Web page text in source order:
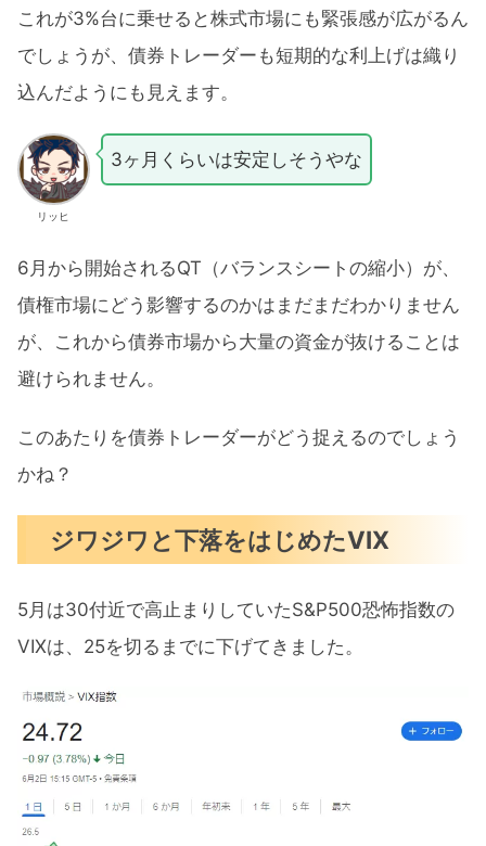
これが3%台に乗せると株式市場にも緊張感が広がるん
でしょうが、債券トレーダーも短期的な利上げは織り
込んだようにも見えます。
リッヒ
3ヶ月くらいは安定しそうやな
6月から開始されるQT（バランスシートの縮小）が、
債権市場にどう影響するのかはまだまだわかりません
が、これから債券市場から大量の資金が抜けることは
避けられません。
このあたりを債券トレーダーがどう捉えるのでしょう
かね？
ジワジワと下落をはじめたVIX
5月は30付近で高止まりしていたS&P500恐怖指数の
VIXは、25を切るまでに下げてきました。